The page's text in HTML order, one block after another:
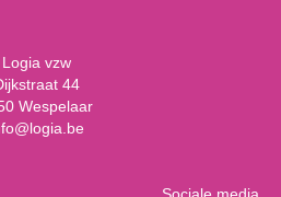
Logia vzw
44
Wespelaar